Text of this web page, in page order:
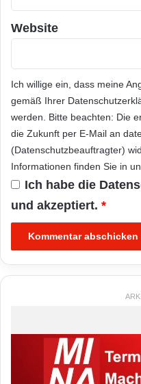
Website
Ich willige ein, dass meine
gemäß Ihrer
werden. Bitte beachten: Die
die Zukunft per E-Mail an
(Datenschutzbeauftragter)
Informationen finden Sie in
Ich habe die
und akzeptiert. *